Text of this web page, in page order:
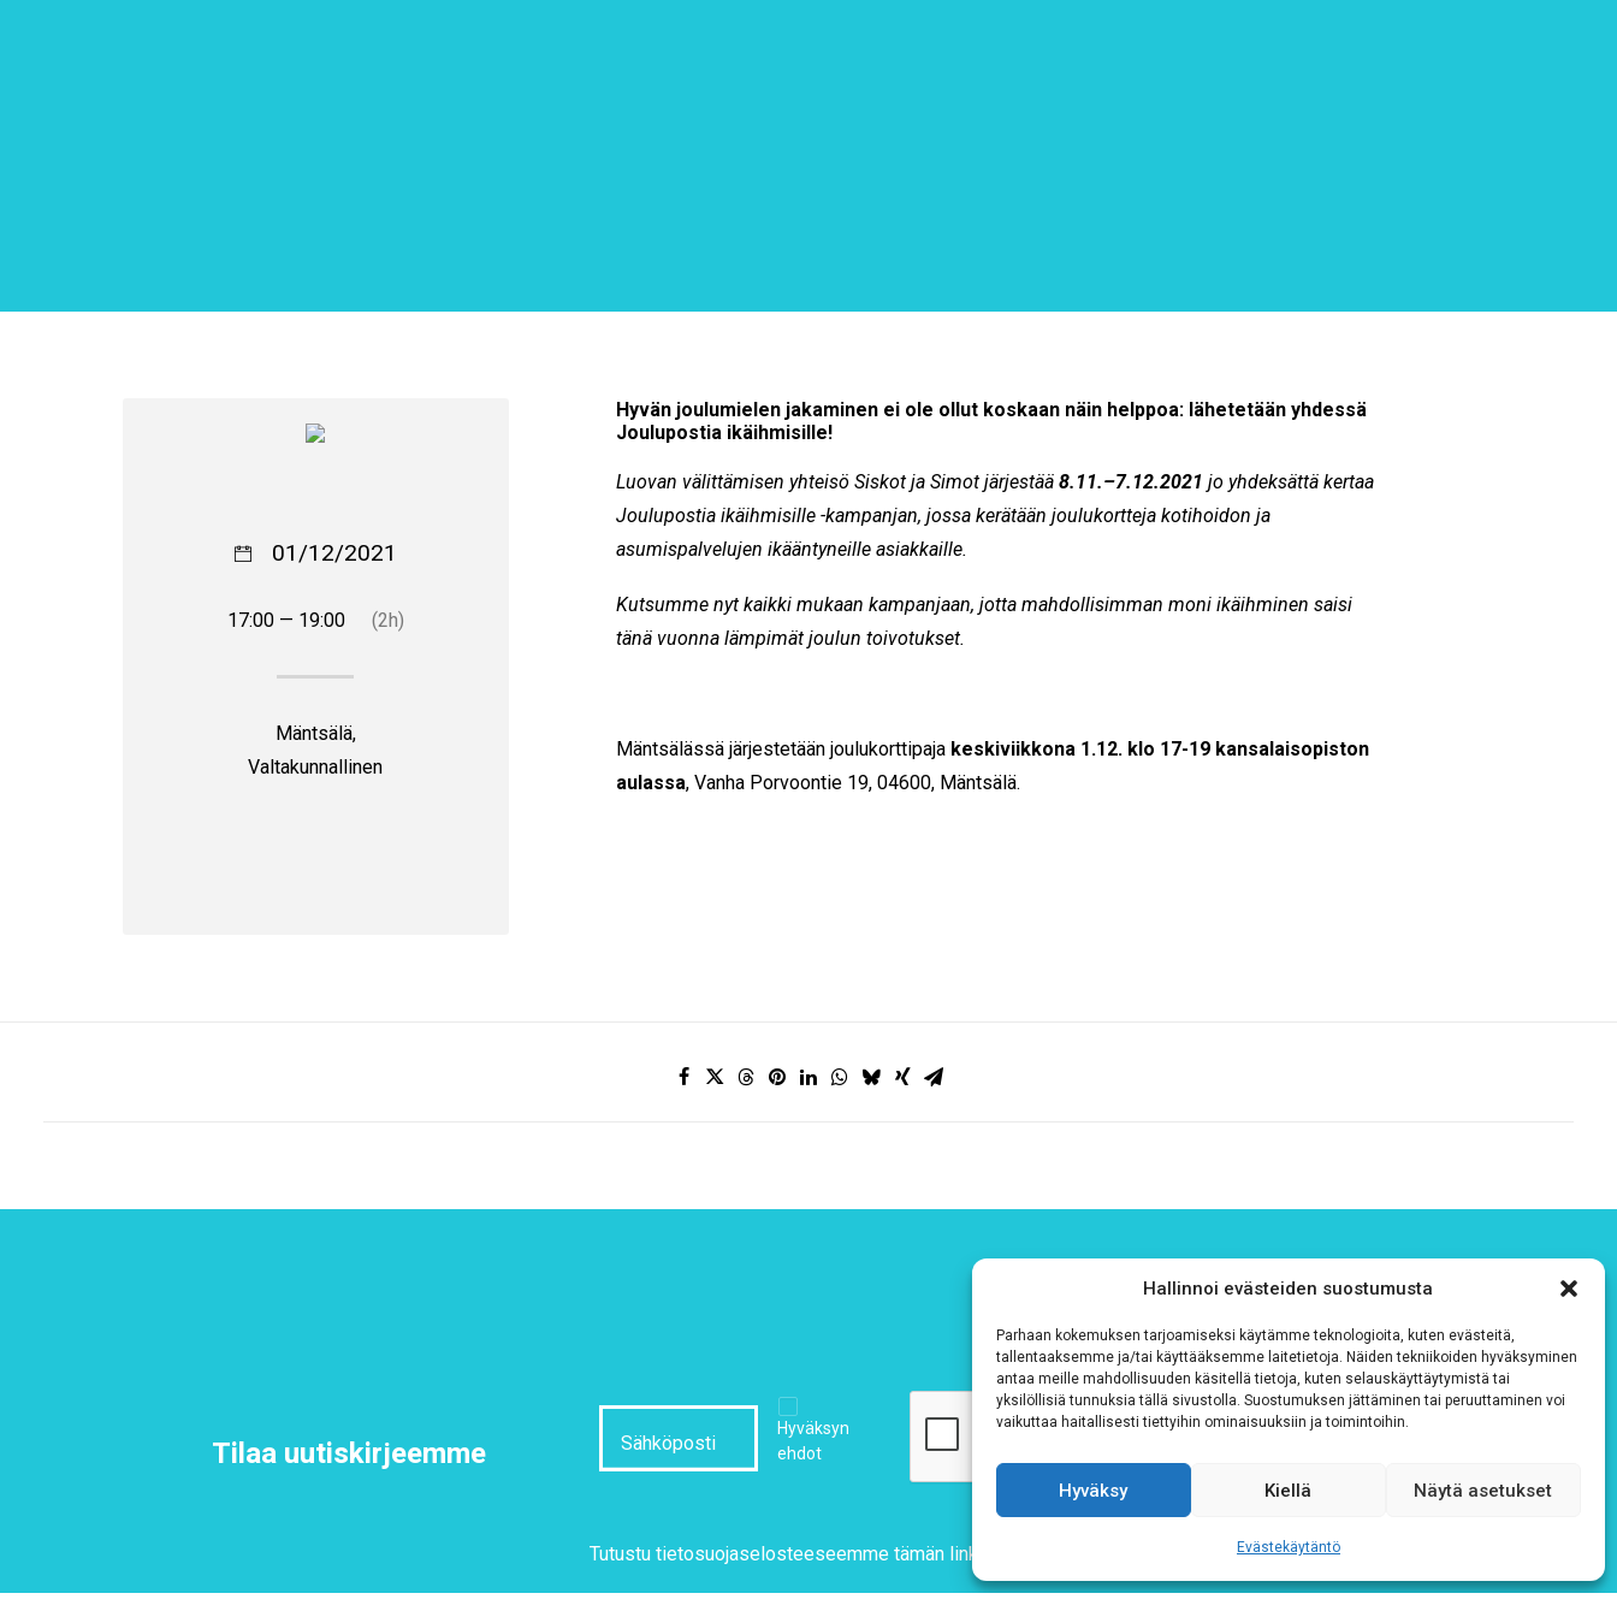
Hallinnoi evästeiden suostumusta
Parhaan kokemuksen tarjoamiseksi käytämme teknologioita, kuten evästeitä,
tallentaaksemme ja/tai käyttääksemme laitetietoja. Näiden tekniikoiden hyväksyminen
antaa meille mahdollisuuden käsitellä tietoja, kuten selauskäyttäytymistä tai
yksilöllisiä tunnuksia tällä sivustolla. Suostumuksen jättäminen tai peruuttaminen voi
vaikuttaa haitallisesti tiettyihin ominaisuuksiin ja toimintoihin.
Hyväksy Kiellä Näytä asetukset
Evästekäytäntö
Hyvän joulumielen jakaminen ei ole ollut koskaan näin helppoa: lähetetään yhdessä
Joulupostia ikäihmisille!
Luovan välittämisen yhteisö Siskot ja Simot järjestää 8.11.–7.12.2021 jo yhdeksättä kertaa
Joulupostia ikäihmisille -kampanjan, jossa kerätään joulukortteja kotihoidon ja
asumispalvelujen ikääntyneille asiakkaille.
Kutsumme nyt kaikki mukaan kampanjaan, jotta mahdollisimman moni ikäihminen saisi
tänä vuonna lämpimät joulun toivotukset.
Mäntsälässä järjestetään joulukorttipaja keskiviikkona 1.12. klo 17-19 kansalaisopiston
aulassa, Vanha Porvoontie 19, 04600, Mäntsälä.
01/12/2021
17:00 — 19:00 (2h)
Mäntsälä,
Valtakunnallinen
Tilaa uutiskirjeemme
Hyväksyn
ehdot
Tutustu tietosuojaselosteeseemme tämän linkin kautta!